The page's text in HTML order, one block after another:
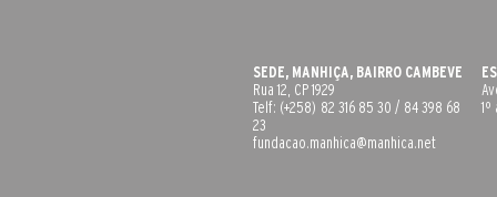
SEDE, MANHIÇA, BAIRRO CAMBEVE
Rua 12, CP 1929
Telf: (+258) 82 316 85 30 / 84 398 68
23
fundacao.manhica@manhica.net